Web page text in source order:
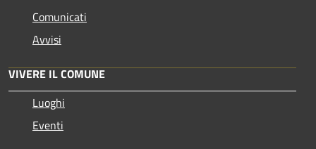
Comunicati
Avvisi
VIVERE IL COMUNE
Luoghi
Eventi